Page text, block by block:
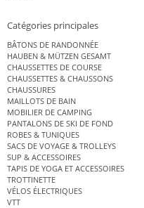
Catégories principales
BÂTONS DE RANDONNÉE
HAUBEN & MÜTZEN GESAMT
CHAUSSETTES DE COURSE
CHAUSSETTES & CHAUSSONS
CHAUSSURES
MAILLOTS DE BAIN
MOBILIER DE CAMPING
PANTALONS DE SKI DE FOND
ROBES & TUNIQUES
SACS DE VOYAGE & TROLLEYS
SUP & ACCESSOIRES
TAPIS DE YOGA ET ACCESSOIRES
TROTTINETTE
VÉLOS ÉLECTRIQUES
VTT